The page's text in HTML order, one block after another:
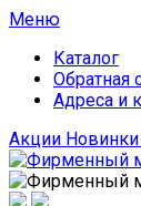
Меню
Каталог
Обратная
Адреса и
Акции Новинки